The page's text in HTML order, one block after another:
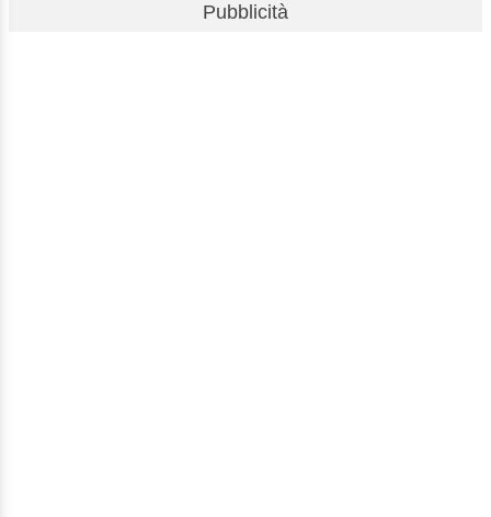
Pubblicità